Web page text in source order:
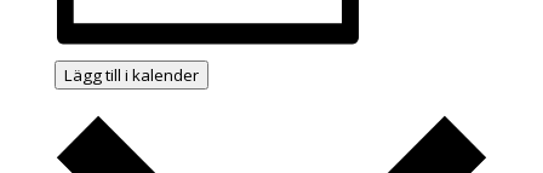
Lägg till i kalender